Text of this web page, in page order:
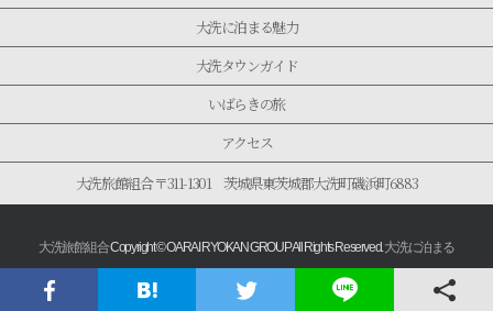
大洗に泊まる魅力
大洗タウンガイド
いばらきの旅
アクセス
大洗旅館組合 〒311-1301 茨城県東茨城郡大洗町磯浜町6883
大洗旅館組合Copyright © OARAI RYOKAN GROUP All Rights Reserved. 大洗に泊まる